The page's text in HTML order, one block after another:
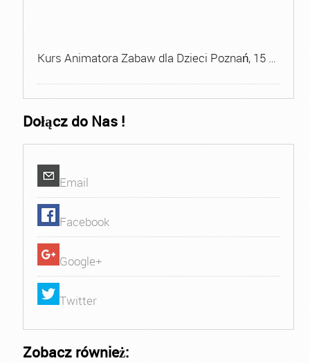
Kurs Animatora Zabaw dla Dzieci Poznań, 15 …
Dołącz do Nas !
Email
Facebook
Google+
Twitter
Zobacz również: